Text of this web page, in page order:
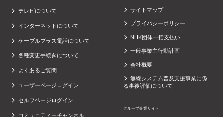
テレビについて
インターネットについて
ケーブルプラス電話について
各種変更手続きについて
よくあるご質問
ユーザーページログイン
セルフページログイン
コミュニティーチャンネル
サイトマップ
プライバシーポリシー
NHK団体一括支払い
一般事業主行動計画
会社概要
無線システム普及支援事業に係
る事後評価について
グループ企業サイト